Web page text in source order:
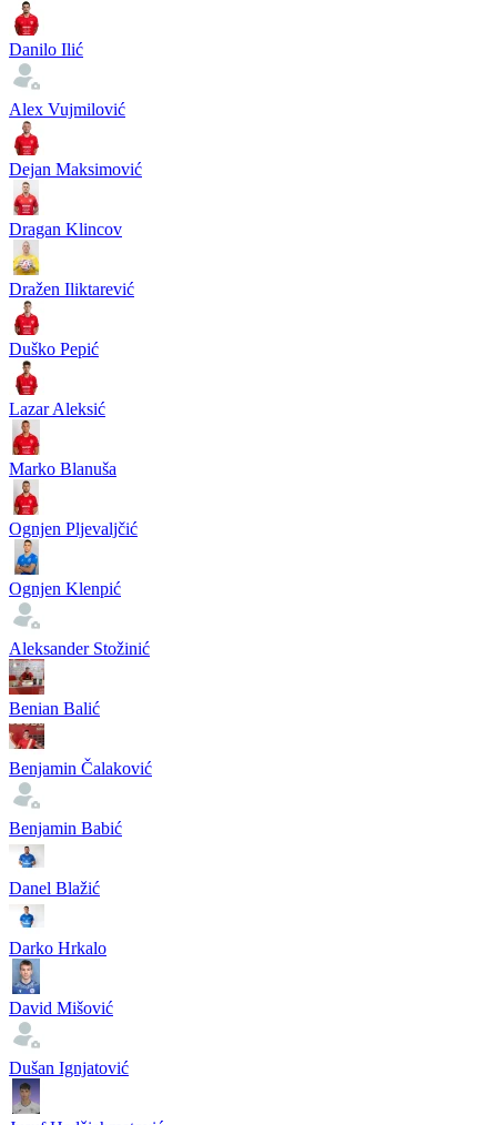
Danilo Ilić
Alex Vujmilović
Dejan Maksimović
Dragan Klincov
Dražen Iliktarević
Duško Pepić
Lazar Aleksić
Marko Blanuša
Ognjen Pljevaljčić
Ognjen Klenpić
Aleksander Stožinić
Benian Balić
Benjamin Čalaković
Benjamin Babić
Danel Blažić
Darko Hrkalo
David Mišović
Dušan Ignjatović